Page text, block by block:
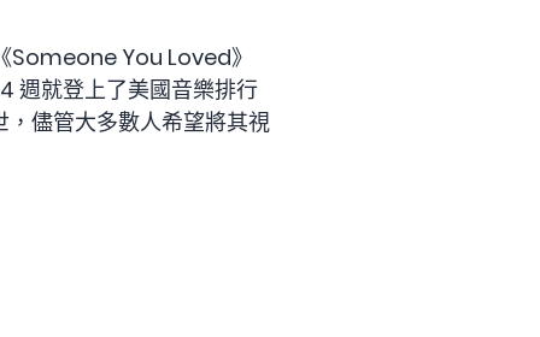
Someone You Loved》
週就登上了美國音樂排行
儘管大多數人希望將其視